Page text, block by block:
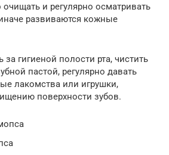
и регулярно осматривать
развиваются кожные
гигиеной полости рта, чистить
пастой, регулярно давать
лакомства или игрушки,
поверхности зубов.